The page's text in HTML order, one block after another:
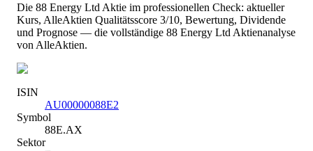
Die 88 Energy Ltd Aktie im professionellen Check: aktueller
Kurs, AlleAktien Qualitätsscore 3/10, Bewertung, Dividende
und Prognose — die vollständige 88 Energy Ltd Aktienanalyse
von AlleAktien.
ISIN
AU00000088E2
Symbol
88E.AX
Sektor